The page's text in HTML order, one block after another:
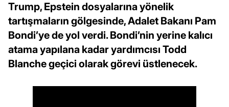
Trump, Epstein dosyalarına yönelik
tartışmaların gölgesinde, Adalet Bakanı Pam
Bondi’ye de yol verdi. Bondi’nin yerine kalıcı
atama yapılana kadar yardımcısı Todd
Blanche geçici olarak görevi üstlenecek.